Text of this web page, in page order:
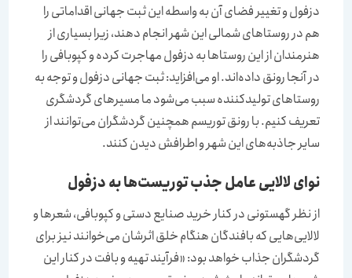
دزفول و تغییر فضای آن به واسطه این ثبت جهانی اقداماتی را
هم در روستاهای شمالی این شهر انجام دهند‌‌‌، زیرا بسیاری از
هنرمندان از این روستاها به دزفول مهاجرت کرده و کپوبافی را
در آنجا رونق داده‌‌‌اند. او می‌‌‌افزاید: ثبت جهانی دزفول و توجه به
روستاهای تولیدکننده سبب می‌شود ما مسیرهای گردشگری
تعریف کنیم. با رونق توریسم همچنین گردشگران می‌توانند از
سایر جاذبه‌‌‌های این شهر و اطرافش دیدن کنند.
نوای لالایی عامل جذب توریست‌‌‌ها به دزفول
از نظر گهستونی در کنار خرید صنایع دستی و کپوبافی‌‌‌، شعرها و
لالایی‌‌‌هایی که بافندگان هنگام خلق اثرشان می‌‌‌خوانند نیز برای
گردشگران جذاب خواهد بود: «فرآیند تهیه و بافت در کنار این